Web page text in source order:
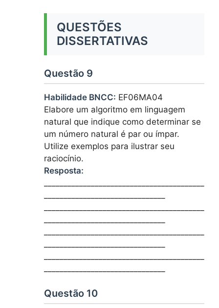
QUESTÕES
DISSERTATIVAS
Questão 9
Habilidade BNCC: EF06MA04
Elabore um algoritmo em linguagem
natural que indique como determinar se
um número natural é par ou ímpar.
Utilize exemplos para ilustrar seu
raciocínio.
Resposta:
Questão 10